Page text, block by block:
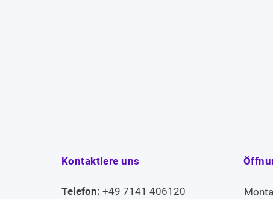
Kontaktiere uns
Telefon: +49 7141 406120